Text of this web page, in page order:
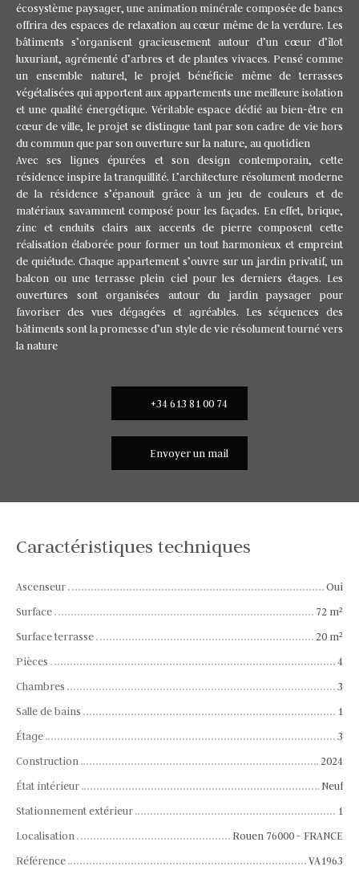
écosystème paysager, une animation minérale composée de bancs
offrira des espaces de relaxation au cœur même de la verdure. Les
bâtiments s’organisent gracieusement autour d’un cœur d’îlot
luxuriant, agrémenté d’arbres et de plantes vivaces. Pensé comme
un ensemble naturel, le projet bénéficie même de terrasses
végétalisées qui apportent aux appartements une meilleure isolation
et une qualité énergétique. Véritable espace dédié au bien-être en
cœur de ville, le projet se distingue tant par son cadre de vie hors
du commun que par son ouverture sur la nature, au quotidien
Avec ses lignes épurées et son design contemporain, cette
résidence inspire la tranquillité. L’architecture résolument moderne
de la résidence s’épanouit grâce à un jeu de couleurs et de
matériaux savamment composé pour les façades. En effet, brique,
zinc et enduits clairs aux accents de pierre composent cette
réalisation élaborée pour former un tout harmonieux et empreint
de quiétude. Chaque appartement s’ouvre sur un jardin privatif, un
balcon ou une terrasse plein ciel pour les derniers étages. Les
ouvertures sont organisées autour du jardin paysager pour
favoriser des vues dégagées et agréables. Les séquences des
bâtiments sont la promesse d’un style de vie résolument tourné vers
la nature
+34 613 81 00 74
Envoyer un mail
Caractéristiques techniques
Ascenseur
Oui
Surface
72 m²
Surface terrasse
20 m²
Pièces
4
Chambres
3
Salle de bains
1
Étage
3
Construction
2024
État intérieur
Neuf
Stationnement extérieur
1
Localisation
Rouen 76000 - FRANCE
Référence
VA1963